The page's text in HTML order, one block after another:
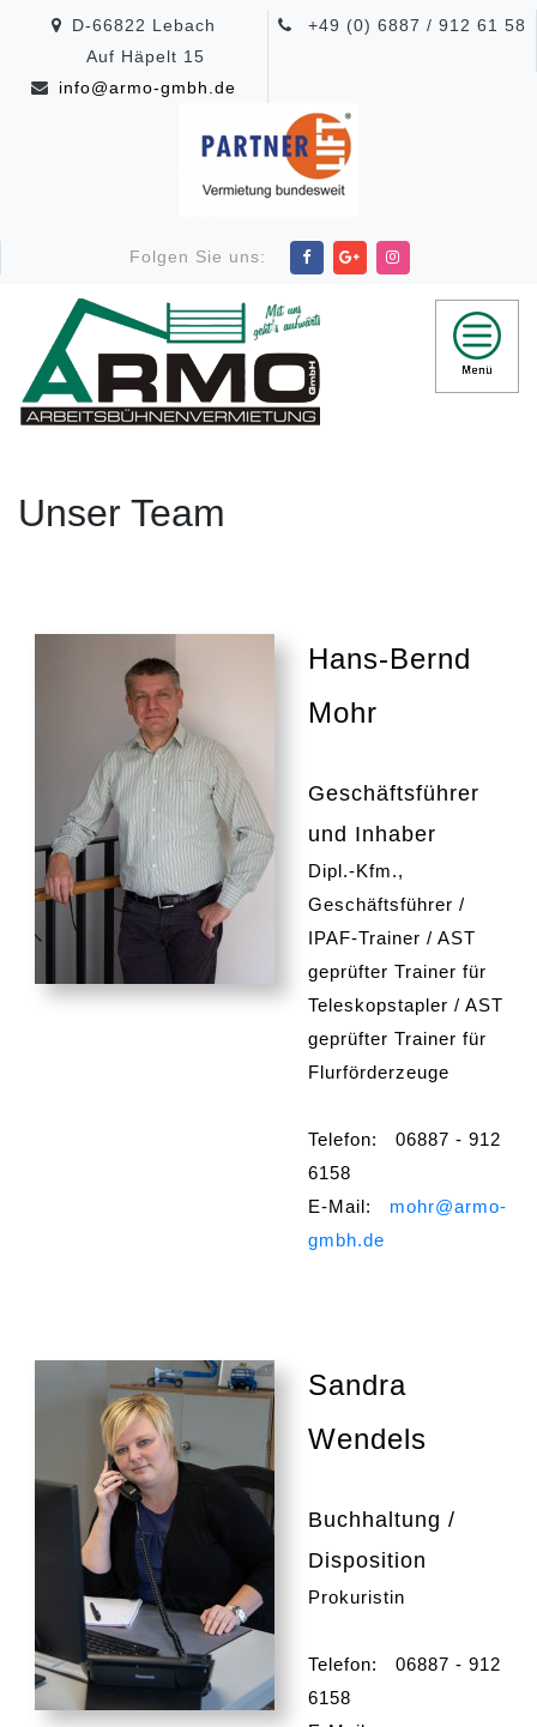
D-66822 Lebach
Auf Häpelt 15
+49 (0) 6887 / 912 61 58
info@armo-gmbh.de
Folgen Sie uns:
Unser Team
Hans-Bernd
Mohr
Geschäftsführer
und Inhaber
Dipl.-Kfm.,
Geschäftsführer /
IPAF-Trainer / AST
geprüfter Trainer für
Teleskopstapler / AST
geprüfter Trainer für
Flurförderzeuge
Telefon: 06887 - 912
6158
E-Mail: mohr@armo-
gmbh.de
Sandra
Wendels
Buchhaltung /
Disposition
Prokuristin
Telefon: 06887 - 912
6158